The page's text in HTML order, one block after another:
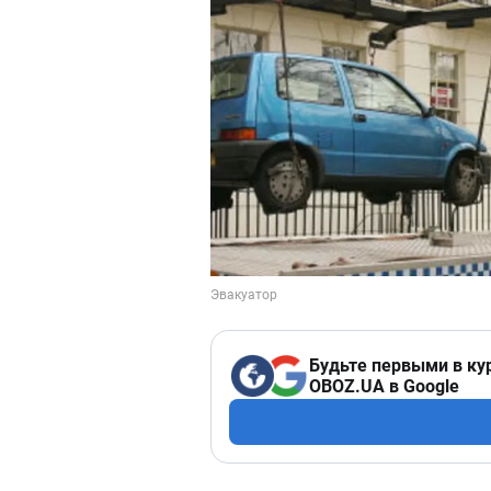
Будьте первыми в
OBOZ.UA в Google